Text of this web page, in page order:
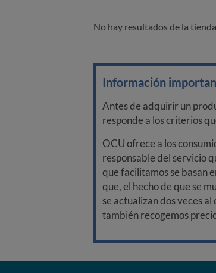
No hay resultados de la tienda
Información
Antes de adquirir un
responde a los criterios
OCU ofrece a los
responsable del servicio
que facilitamos se basan
que, el hecho de que se
se actualizan dos veces
también recogemos